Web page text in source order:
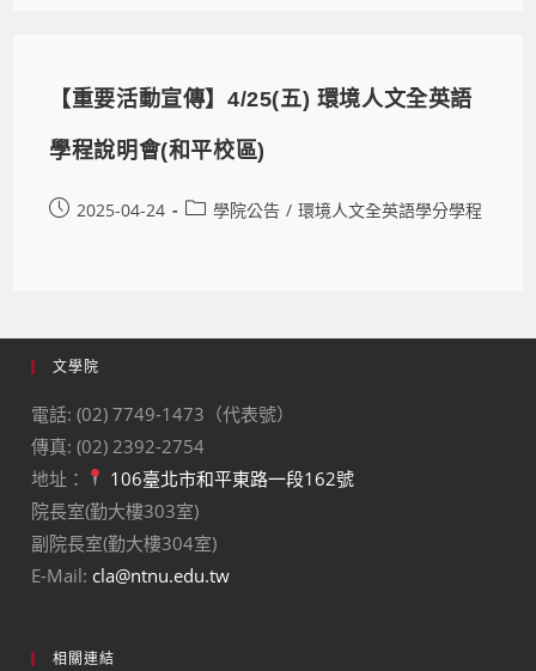
【重要活動宣傳】4/25(五) 環境人文全英語
學程說明會(和平校區)
2025-04-24 學院公告 / 環境人文全英語學分學程
文學院
電話: (02) 7749-1473（代表號）
傳真: (02) 2392-2754
地址：
106臺北市和平東路一段162號
院長室(勤大樓303室)
副院長室(勤大樓304室)
E-Mail: cla@ntnu.edu.tw
相關連結